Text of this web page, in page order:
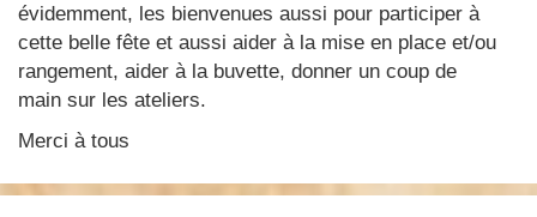
évidemment, les bienvenues aussi pour participer à
cette belle fête et aussi aider à la mise en place et/ou
rangement, aider à la buvette, donner un coup de
main sur les ateliers.
Merci à tous